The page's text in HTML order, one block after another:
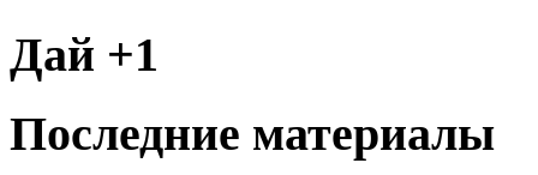
Дай +1
Последние материалы